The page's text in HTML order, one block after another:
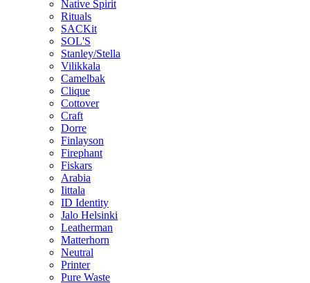
Native Spirit
Rituals
SACKit
SOL'S
Stanley/Stella
Vilikkala
Camelbak
Clique
Cottover
Craft
Dorre
Finlayson
Firephant
Fiskars
Arabia
Iittala
ID Identity
Jalo Helsinki
Leatherman
Matterhorn
Neutral
Printer
Pure Waste